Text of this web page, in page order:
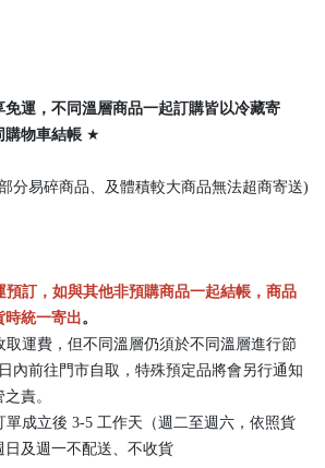
免運，不同溫層商品一起訂購皆以冷藏寄
購物車結帳 ★
分易碎商品、及體積較大商品無法超商寄送)
預訂，如與其他非預購商品一起結帳，商品
時統一寄出。
取運費，但不同溫層仍須於不同溫層進行節
內前往門市自取，特殊預定品將會另行通知
責。
單成立後 3-5 工作天（週二至週六，依照貨
及週一不配送、不收貨